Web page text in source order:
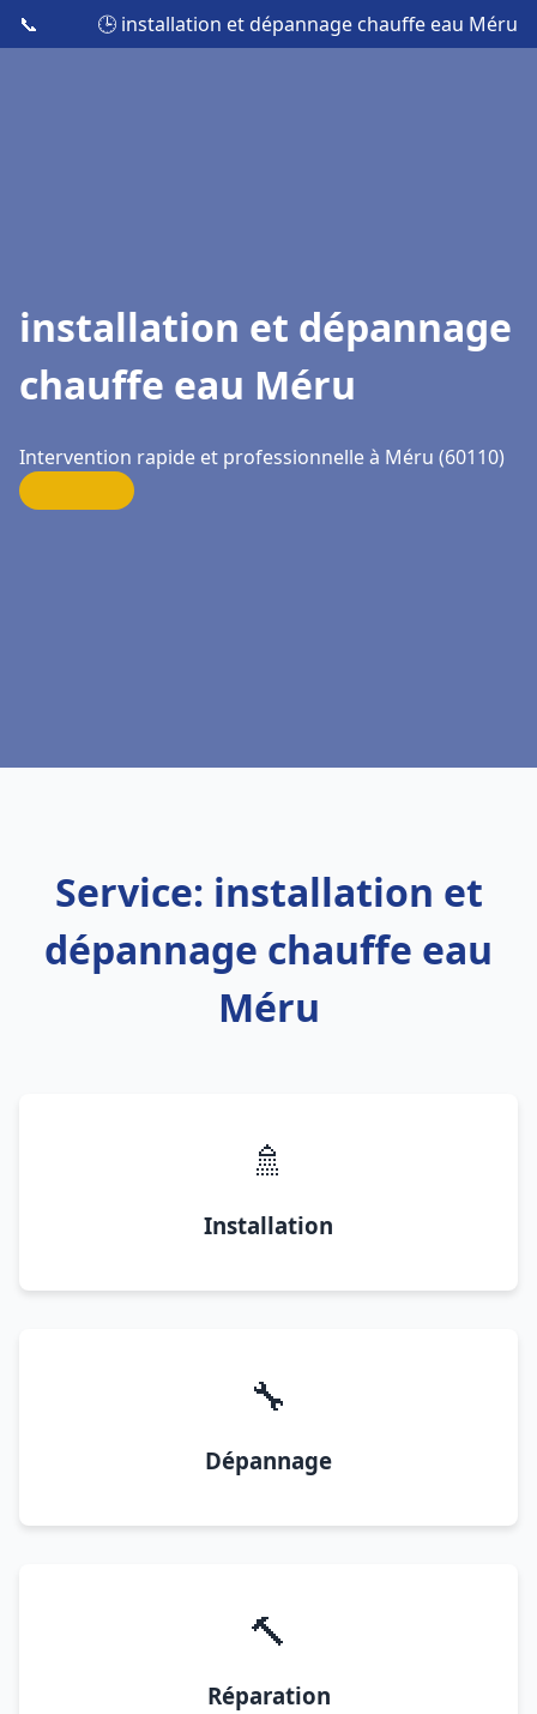
📞 🕒 installation et dépannage chauffe eau Méru
installation et dépannage
chauffe eau Méru
Intervention rapide et professionnelle à Méru (60110)
Service: installation et
dépannage chauffe eau
Méru
🚿
Installation
🔧
Dépannage
🔨
Réparation